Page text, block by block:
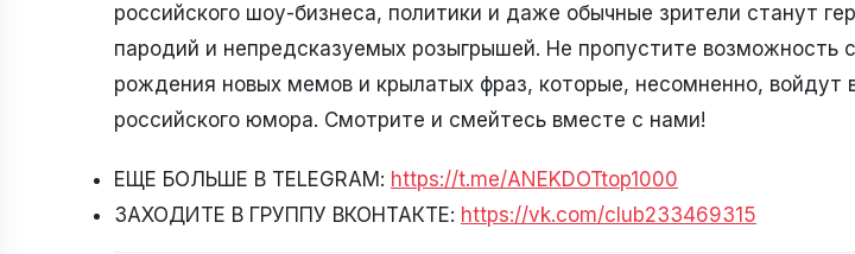
российского шоу-бизнеса, политики и даже обычные зрители станут
пародий и непредсказуемых розыгрышей. Не пропустите возможность
рождения новых мемов и крылатых фраз, которые, несомненно, войдут
российского юмора. Смотрите и смейтесь вместе с нами!
ЕЩЕ БОЛЬШЕ В TELEGRAM: https://t.me/ANEKDOTtop1000
ЗАХОДИТЕ В ГРУППУ ВКОНТАКТЕ: https://vk.com/club233469315